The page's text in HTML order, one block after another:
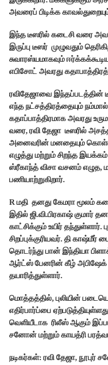
அவரைப் பிடிக்க
இந்த டீஸரில் கடைசி வரை
இருப்பு டீஸர் முழுவதும்
சுவாரஸ்யமாகவும்
எபிசோட் அவரது
ரவிதேஜாவை இந்தப்படத்தின்
எந்த நட்சத்திரத்தையும்
கதாப்பாத்திரமாக அவரது
வரை, ரவி தேஜா டீஸரில்
அனைவரின் மனதையும்
எழுத்து மற்றும் சிறந்த
ஸ்ரீகாந்த் விசா வசனம் எழுத,
பணியாற்றுகிறார்.
R மதி தனது கேமரா மூலம்
இதில் ஜி.வி.பிரகாஷ்
காட்சிக்கும் உயிர்
சிறப்புக்குரியவர். தி
தொடர்ந்து பான் இந்தியா
ஆர்ட்ஸ் பேனரின் கீழ்
தயாரித்துள்ளார்.
மொத்தத்தில், புலியின்
எதிர்பார்ப்பை
வெளியீடாக ரிலீஸ் ஆகும்
சனோன் மற்றும் காயத்ரி
நடிகர்கள்: ரவி தேஜா, நூபுர்